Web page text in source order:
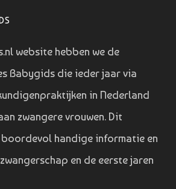
website hebben we de
Babygids die ieder jaar via
in Nederland
zwangere vrouwen. Dit
handige informatie en
en de eerste jaren